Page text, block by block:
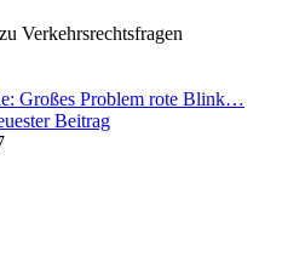
Verkehrsrechtsfragen
Großes Problem rote Blink…
Beitrag